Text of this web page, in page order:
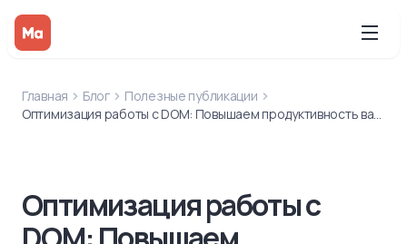
Главная Блог
Полезные публикации
Оптимизация работы с DOM: Повышаем продуктивность вашего JavaScript
Оптимизация работы с